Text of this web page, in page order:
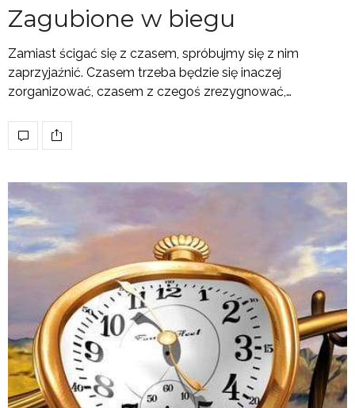
Zagubione w biegu
Zamiast ścigać się z czasem, spróbujmy się z nim
zaprzyjaźnić. Czasem trzeba będzie się inaczej
zorganizować, czasem z czegoś zrezygnować,…